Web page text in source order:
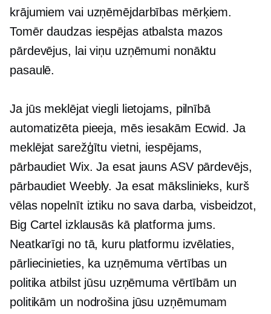
krājumiem vai uzņēmējdarbības mērķiem.
Tomēr daudzas iespējas atbalsta mazos
pārdevējus, lai viņu uzņēmumi nonāktu
pasaulē.
Ja jūs meklējatviegli lietojams, pilnībā
automatizēta pieeja, mēs iesakām Ecwid. Ja
meklējat sarežģītu vietni, iespējams,
pārbaudiet Wix. Ja esat jauns ASV pārdevējs,
pārbaudiet Weebly. Ja esat mākslinieks, kurš
vēlas nopelnīt iztiku no sava darba, visbeidzot,
Big Cartel izklausās kā platforma jums.
Neatkarīgi no tā, kuru platformu izvēlaties,
pārliecinieties, ka uzņēmuma vērtības un
politika atbilst jūsu uzņēmuma vērtībām un
politikām un nodrošina jūsu uzņēmumam